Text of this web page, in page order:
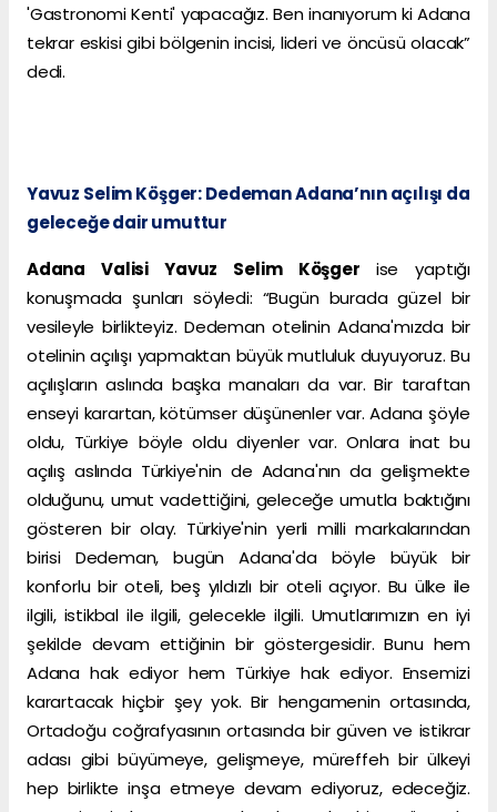
'Gastronomi Kenti' yapacağız. Ben inanıyorum ki Adana
tekrar eskisi gibi bölgenin incisi, lideri ve öncüsü olacak”
dedi.
Yavuz Selim Köşger: Dedeman Adana’nın açılışı da
geleceğe dair umuttur
Adana Valisi Yavuz Selim Köşger ise yaptığı
konuşmada şunları söyledi: “Bugün burada güzel bir
vesileyle birlikteyiz. Dedeman otelinin Adana'mızda bir
otelinin açılışı yapmaktan büyük mutluluk duyuyoruz. Bu
açılışların aslında başka manaları da var. Bir taraftan
enseyi karartan, kötümser düşünenler var. Adana şöyle
oldu, Türkiye böyle oldu diyenler var. Onlara inat bu
açılış aslında Türkiye'nin de Adana'nın da gelişmekte
olduğunu, umut vadettiğini, geleceğe umutla baktığını
gösteren bir olay. Türkiye'nin yerli milli markalarından
birisi Dedeman, bugün Adana'da böyle büyük bir
konforlu bir oteli, beş yıldızlı bir oteli açıyor. Bu ülke ile
ilgili, istikbal ile ilgili, gelecekle ilgili. Umutlarımızın en iyi
şekilde devam ettiğinin bir göstergesidir. Bunu hem
Adana hak ediyor hem Türkiye hak ediyor. Ensemizi
karartacak hiçbir şey yok. Bir hengamenin ortasında,
Ortadoğu coğrafyasının ortasında bir güven ve istikrar
adası gibi büyümeye, gelişmeye, müreffeh bir ülkeyi
hep birlikte inşa etmeye devam ediyoruz, edeceğiz.